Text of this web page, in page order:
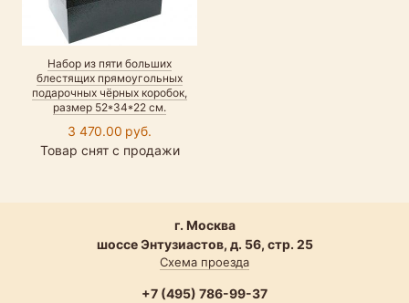
Набор из пяти больших
блестящих прямоугольных
подарочных чёрных коробок,
размер 52*34*22 см.
3 470.00 руб.
Товар снят с продажи
г. Москва
шоссе Энтузиастов, д. 56, стр. 25
Схема проезда
+7 (495) 786-99-37